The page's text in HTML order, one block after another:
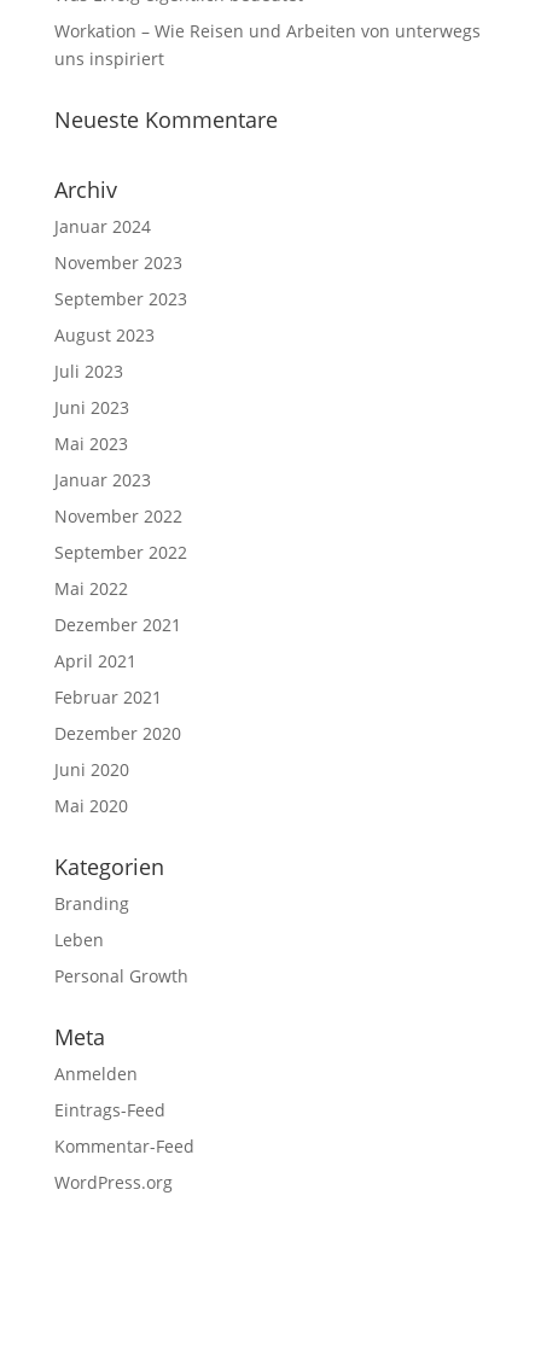
Workation – Wie Reisen und Arbeiten von unterwegs
uns inspiriert
Neueste Kommentare
Archiv
Januar 2024
November 2023
September 2023
August 2023
Juli 2023
Juni 2023
Mai 2023
Januar 2023
November 2022
September 2022
Mai 2022
Dezember 2021
April 2021
Februar 2021
Dezember 2020
Juni 2020
Mai 2020
Kategorien
Branding
Leben
Personal Growth
Meta
Anmelden
Eintrags-Feed
Kommentar-Feed
WordPress.org